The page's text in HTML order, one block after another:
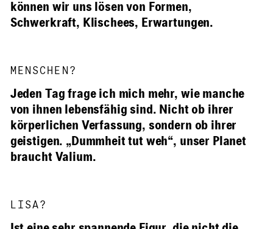
können wir uns lösen von Formen,
Schwerkraft, Klischees, Erwartungen.
MENSCHEN?
Jeden Tag frage ich mich mehr, wie manche
von ihnen lebensfähig sind. Nicht ob ihrer
körperlichen Verfassung, sondern ob ihrer
geistigen. „Dummheit tut weh“, unser Planet
braucht Valium.
LISA?